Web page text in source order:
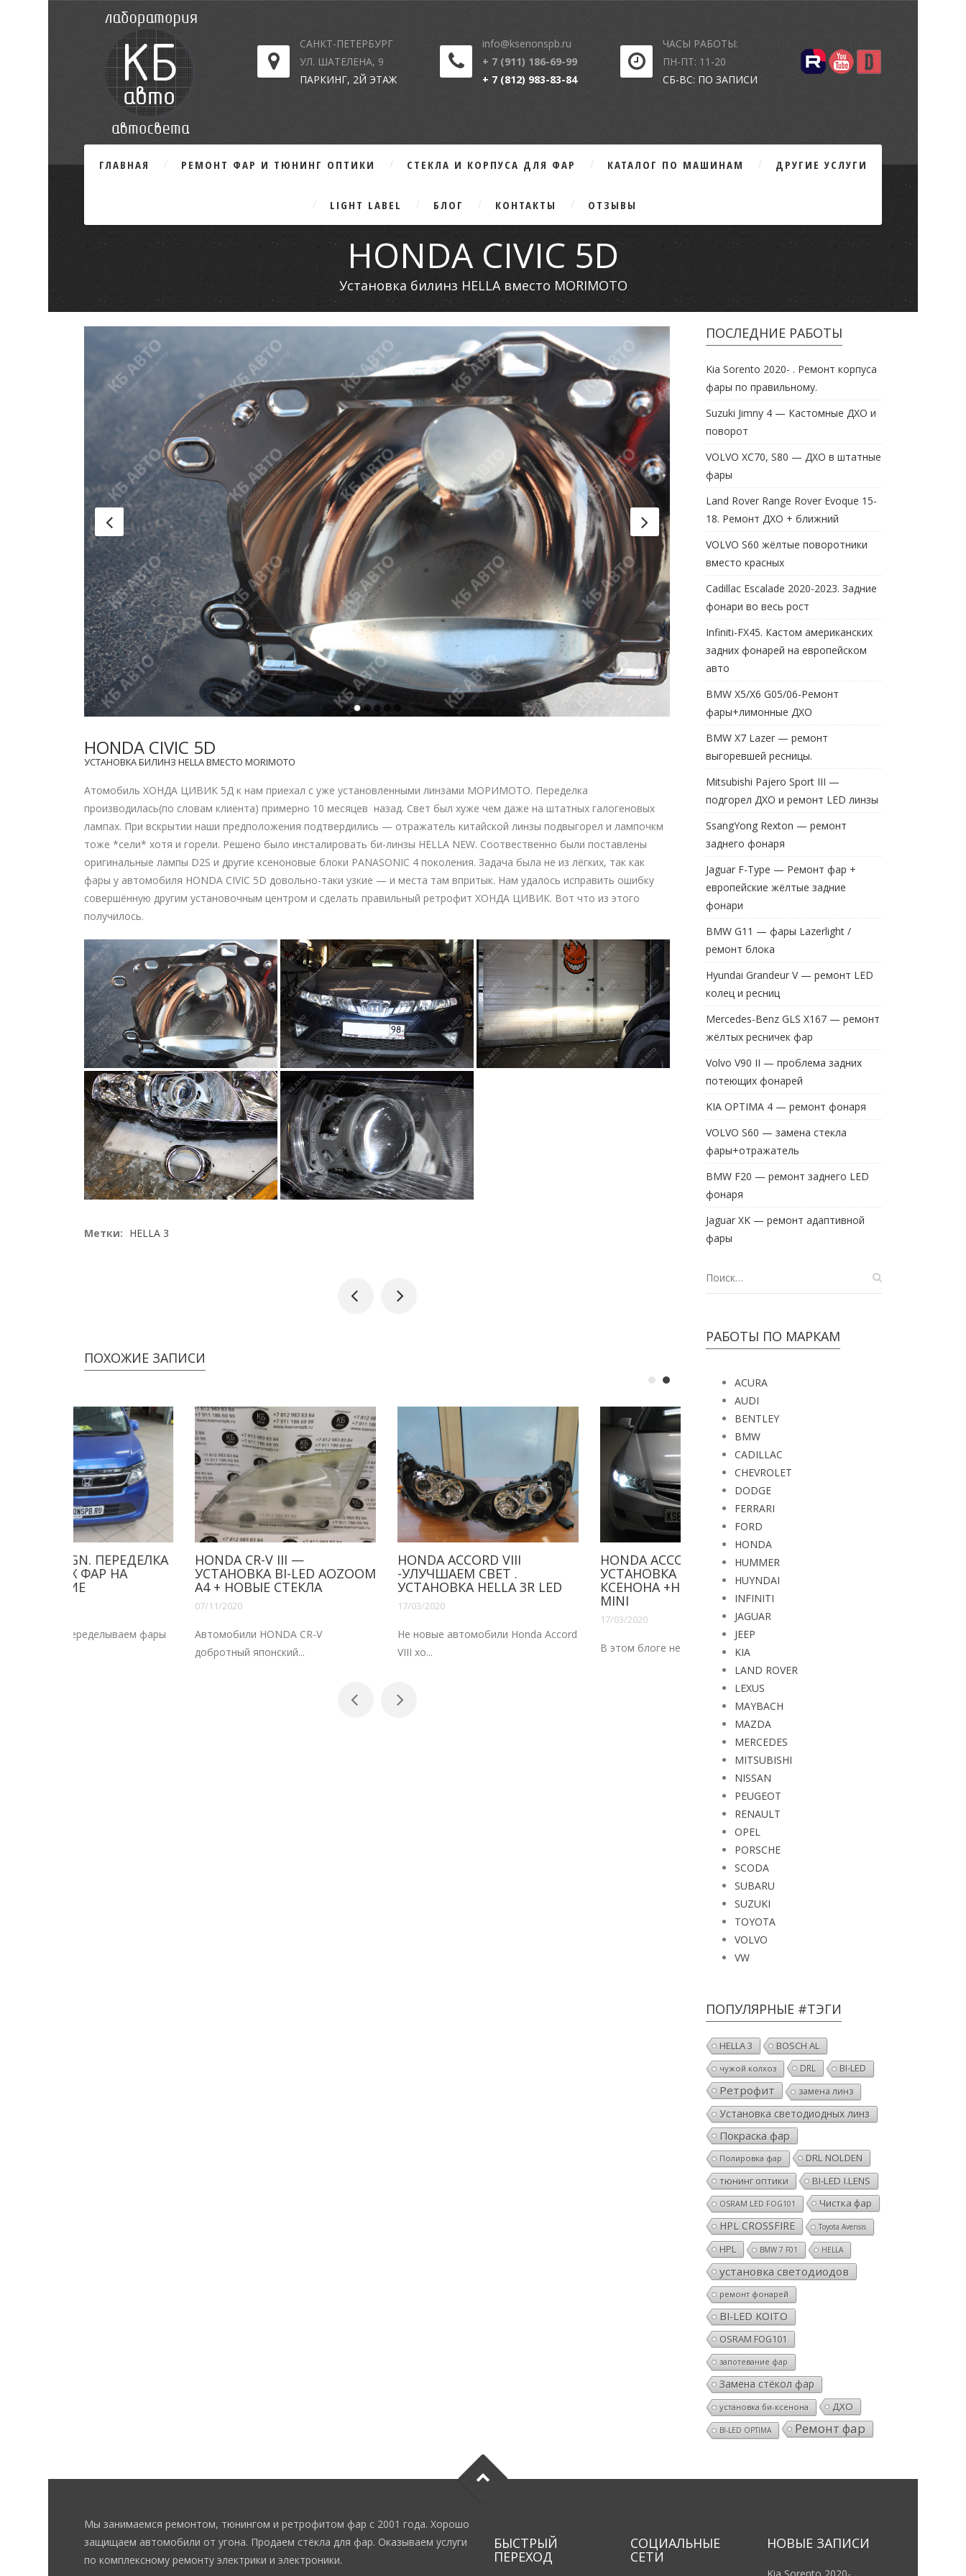
САНКТ-ПЕТЕРБУРГ
УЛ. ШАТЕЛЕНА, 9
ПАРКИНГ, 2Й ЭТАЖ
info@ksenonspb.ru
+ 7 (911) 186-69-99
+ 7 (812) 983-83-84
ЧАСЫ РАБОТЫ:
ПН-ПТ: 11-20
СБ-ВС: ПО ЗАПИСИ
ГЛАВНАЯ РЕМОНТ ФАР И ТЮНИНГ ОПТИКИ СТЕКЛА И КОРПУСА ДЛЯ ФАР КАТАЛОГ ПО МАШИНАМ ДРУГИЕ УСЛУГИ
LIGHT LABEL БЛОГ КОНТАКТЫ ОТЗЫВЫ
HONDA CIVIC 5D
Установка билинз HELLA вместо MORIMOTO
HONDA CIVIC 5D
УСТАНОВКА БИЛИНЗ HELLA ВМЕСТО MORIMOTO
Атомобиль ХОНДА ЦИВИК 5Д к нам приехал с уже установленными линзами МОРИМОТО. Переделка
производилась(по словам клиента) примерно 10 месяцев назад. Свет был хуже чем даже на штатных галогеновых
лампах. При вскрытии наши предположения подтвердились — отражатель китайской линзы подвыгорел и лампочкм
тоже *сели* хотя и горели. Решено было инсталировать би-линзы HELLA NEW. Соотвественно были поставлены
оригинальные лампы D2S и другие ксеноновые блоки PANASONIС 4 поколения. Задача была не из лёгких, так как
фары у автомобиля HONDA CIVIC 5D довольно-таки узкие — и места там впритык. Нам удалось исправить ошибку
совершённую другим установочным центром и сделать правильный ретрофит ХОНДА ЦИВИК. Вот что из этого
получилось.
Метки: HELLA 3
ПОХОЖИЕ ЗАПИСИ
HONDA CR-V III —
УСТАНОВКА BI-LED AOZOOM
A4 + НОВЫЕ СТЕКЛА
Автомобили HONDA CR-V
HONDA ACCORD VIII
-УЛУЧШАЕМ СВЕТ .
УСТАНОВКА HELLA 3R LED
Не новые автомобили Honda Accord
VIII хо...
HONDA ACCORD 2005-2008.
УСТАНОВКА ШТАТНОГО
КСЕНОНА +HPL CROSSFIRE
В этом блоге не будет подробных
ПОСЛЕДНИЕ РАБОТЫ
Kia Sorento 2020- . Ремонт корпуса
фары по правильному.
Suzuki Jimny 4 — Кастомные ДХО и
поворот
VOLVO XC70, S80 — ДХО в штатные
фары
Land Rover Range Rover Evoque 15-
18. Ремонт ДХО + ближний
VOLVO S60 жёлтые поворотники
вместо красных
Cadillac Escalade 2020-2023. Задние
фонари во весь рост
Infiniti-FX45. Кастом американских
задних фонарей на европейском
авто
BMW X5/X6 G05/06-Ремонт
фары+лимонные ДХО
BMW X7 Lazer — ремонт
выгоревшей ресницы.
Mitsubishi Pajero Sport III —
подгорел ДХО и ремонт LED линзы
SsangYong Rexton — ремонт
заднего фонаря
Jaguar F-Type — Ремонт фар +
европейские жёлтые задние
фонари
BMW G11 — фары Lazerlight /
ремонт блока
Hyundai Grandeur V — ремонт LED
колец и ресниц
Mercedes-Benz GLS X167 — ремонт
жёлтых ресничек фар
Volvo V90 II — проблема задних
потеющих фонарей
KIA OPTIMA 4 — ремонт фонаря
VOLVO S60 — замена стекла
фары+отражатель
BMW F20 — ремонт заднего LED
фонаря
Jaguar XK — ремонт адаптивной
фары
РАБОТЫ ПО МАРКАМ
ACURA
AUDI
BENTLEY
BMW
CADILLAC
CHEVROLET
DODGE
FERRARI
FORD
HONDA
HUMMER
HUYNDAI
INFINITI
JAGUAR
JEEP
KIA
LAND ROVER
LEXUS
MAYBACH
MAZDA
MERCEDES
MITSUBISHI
NISSAN
PEUGEOT
RENAULT
OPEL
PORSCHE
SCODA
SUBARU
SUZUKI
TOYOTA
VOLVO
VW
ПОПУЛЯРНЫЕ #ТЭГИ
HELLA 3 BOSCH AL
чужой колхоз DRL BI-LED
Ретрофит замена линз
Установка светодиодных линз
Покраска фар
Полировка фар
DRL NOLDEN
тюнинг оптики
BI-LED I.LENS
OSRAM LED FOG101 Чистка фар
HPL CROSSFIRE Toyota Avensis
HPL BMW 7 F01 HELLA
установка светодиодов
ремонт фонарей
BI-LED KOITO
OSRAM FOG101
запотевание фар
Замена стёкол фар
установка би-ксенона ДХО
BI-LED OPTIMA Ремонт фар
Мы занимаемся ремонтом, тюнингом и ретрофитом фар с 2001 года. Хорошо
защищаем автомобили от угона. Продаем стёкла для фар. Оказываем услуги
по комплексному ремонту электрики и электроники.
БЫСТРЫЙ
ПЕРЕХОД
СОЦИАЛЬНЫЕ
СЕТИ
НОВЫЕ ЗАПИСИ